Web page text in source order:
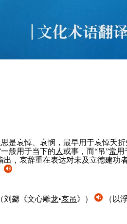
是哀悼、哀悯，最早用于哀悼夭折
般用于当下的 人 或事，而“吊”常 用
出，哀辞重在表达对未及立德建功
（刘勰《文心雕龙•哀吊》） （以